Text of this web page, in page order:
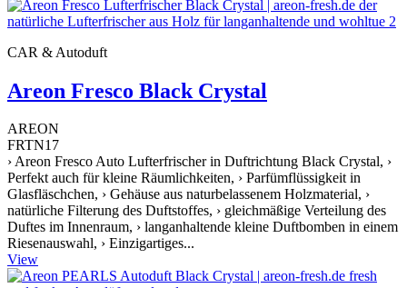
CAR & Autoduft
Areon Fresco Black Crystal
AREON
FRTN17
› Areon Fresco Auto Lufterfrischer in Duftrichtung Black Crystal, ›
Perfekt auch für kleine Räumlichkeiten, › Parfümflüssigkeit in
Glasfläschchen, › Gehäuse aus naturbelassenem Holzmaterial, ›
natürliche Filterung des Duftstoffes, › gleichmäßige Verteilung des
Duftes im Innenraum, › langanhaltende kleine Duftbomben in einem
Riesenauswahl, › Einzigartiges...
View